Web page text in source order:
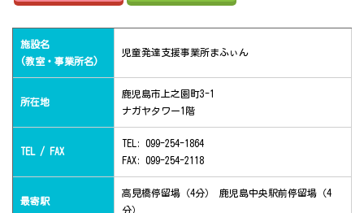
施設名
(教室・事業所名)
児童発達支援事業所まふぃん
所在地
鹿児島市上之園町3-1
ナガヤタワー1階
TEL / FAX
TEL: 099-254-1864
FAX: 099-254-2118
最寄駅
高見橋停留場（4分） 鹿児島中央駅前停留場（4
分）